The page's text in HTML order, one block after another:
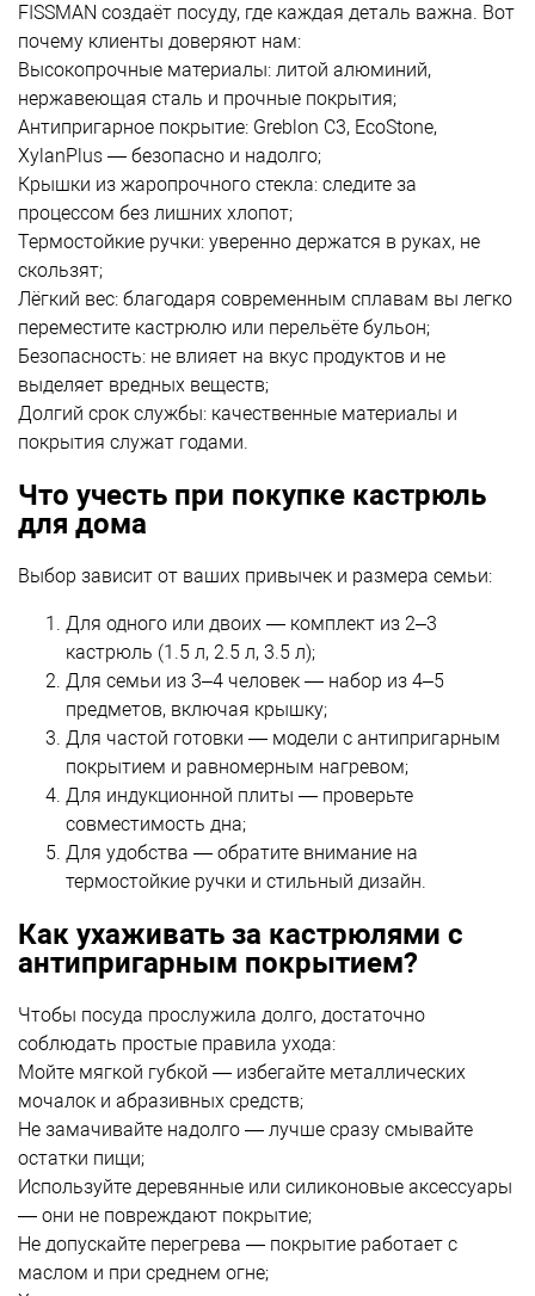
FISSMAN создаёт посуду, где каждая деталь важна. Вот
почему клиенты доверяют нам:
Высокопрочные материалы: литой алюминий,
нержавеющая сталь и прочные покрытия;
Антипригарное покрытие: Greblon C3, EcoStone,
XylanPlus — безопасно и надолго;
Крышки из жаропрочного стекла: следите за
процессом без лишних хлопот;
Термостойкие ручки: уверенно держатся в руках, не
скользят;
Лёгкий вес: благодаря современным сплавам вы легко
переместите кастрюлю или перельёте бульон;
Безопасность: не влияет на вкус продуктов и не
выделяет вредных веществ;
Долгий срок службы: качественные материалы и
покрытия служат годами.
Что учесть при покупке кастрюль
для дома
Выбор зависит от ваших привычек и размера семьи:
Для одного или двоих — комплект из 2–3
кастрюль (1.5 л, 2.5 л, 3.5 л);
Для семьи из 3–4 человек — набор из 4–5
предметов, включая крышку;
Для частой готовки — модели с антипригарным
покрытием и равномерным нагревом;
Для индукционной плиты — проверьте
совместимость дна;
Для удобства — обратите внимание на
термостойкие ручки и стильный дизайн.
Как ухаживать за кастрюлями с
антипригарным покрытием?
Чтобы посуда прослужила долго, достаточно
соблюдать простые правила ухода:
Мойте мягкой губкой — избегайте металлических
мочалок и абразивных средств;
Не замачивайте надолго — лучше сразу смывайте
остатки пищи;
Используйте деревянные или силиконовые аксессуары
— они не повреждают покрытие;
Не допускайте перегрева — покрытие работает с
маслом и при среднем огне;